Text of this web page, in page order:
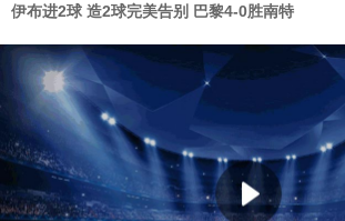
伊布进2球 造2球完美告别 巴黎4-0胜南特